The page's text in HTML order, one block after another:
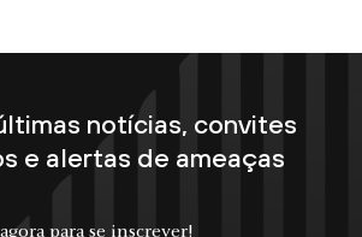
notícias, convites
e alertas de ameaças